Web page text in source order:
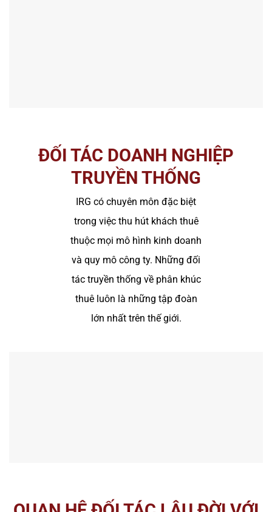
ĐỐI TÁC DOANH NGHIỆP
TRUYỀN THỐNG
IRG có chuyên môn đặc biệt
trong việc thu hút khách thuê
thuộc mọi mô hình kinh doanh
và quy mô công ty. Những đối
tác truyền thống về phân khúc
thuê luôn là những tập đoàn
lớn nhất trên thế giới.